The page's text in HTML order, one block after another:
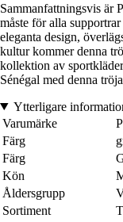
Sammanfattningsvis är
måste för alla
eleganta design,
kultur kommer denna
kollektion av
Sénégal med denna
Ytterligare
Varumärke
Färg
Färg
Kön
Åldersgrupp
Sortiment